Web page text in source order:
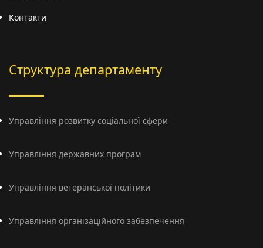
Контакти
Структура департаменту
Управління розвитку соціальної сфери
Управління державних програм
Управління ветеранської політики
Управління організаційного забезпечення